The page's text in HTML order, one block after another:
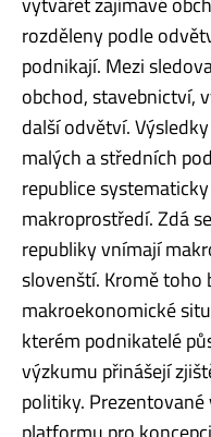
rozděleny podle
podnikají. Mezi
obchod, stavebnictví,
další odvětví.
malých a středních
republice
makroprostředí. Zdá
republiky vnímají
slovenští. Kromě
makroekonomické
kterém podnikatelé
výzkumu přinášejí
politiky.